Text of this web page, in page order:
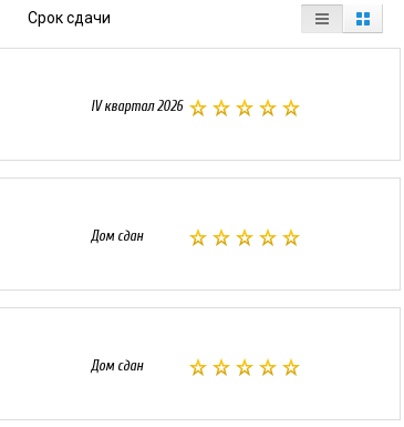
Срок сдачи
IV квартал 2026
Дом сдан
Дом сдан